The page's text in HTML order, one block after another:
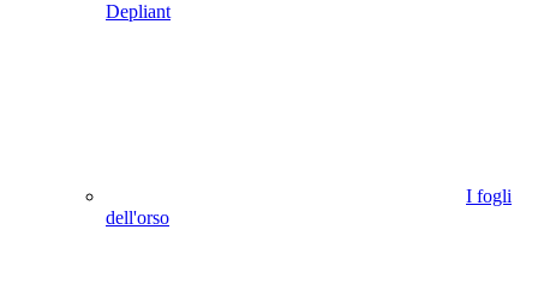
Depliant
I fogli
dell'orso